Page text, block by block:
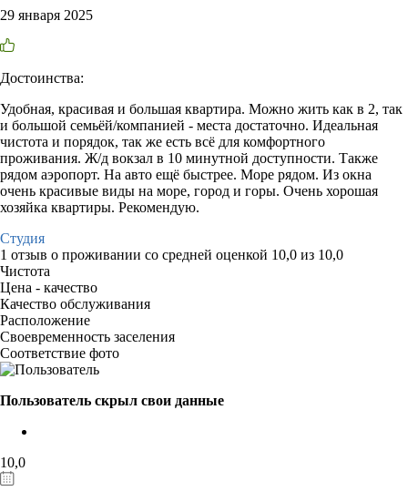
29 января 2025
Достоинства:
Удобная, красивая и большая квартира. Можно жить как в 2, так
и большой семьёй/компанией - места достаточно. Идеальная
чистота и порядок, так же есть всё для комфортного
проживания. Ж/д вокзал в 10 минутной доступности. Также
рядом аэропорт. На авто ещё быстрее. Море рядом. Из окна
очень красивые виды на море, город и горы. Очень хорошая
хозяйка квартиры. Рекомендую.
Студия
1 отзыв о проживании со средней оценкой 10,0 из 10,0
Чистота
Цена - качество
Качество обслуживания
Расположение
Своевременность заселения
Соответствие фото
Пользователь скрыл свои данные
10,0